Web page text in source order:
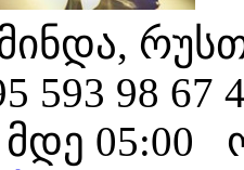
593 98 67
მდე 05:00